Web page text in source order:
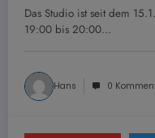
Das Studio ist seit dem
19:00 bis 20:00…
Hans 0